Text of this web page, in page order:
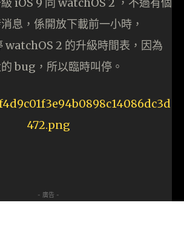
iOS 9 同 watchOS 2 ，不過有個
息，係開放下載前一小時，
watchOS 2 的升級時間表，因為
bug，所以臨時叫停。
- 廣告 -